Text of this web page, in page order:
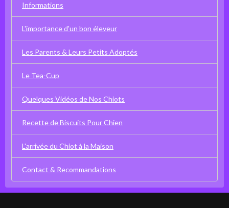
Informations
L'importance d'un bon éleveur
Les Parents & Leurs Petits Adoptés
Le Tea-Cup
Quelques Vidéos de Nos Chiots
Recette de Biscuits Pour Chien
L'arrivée du Chiot à la Maison
Contact & Recommandations